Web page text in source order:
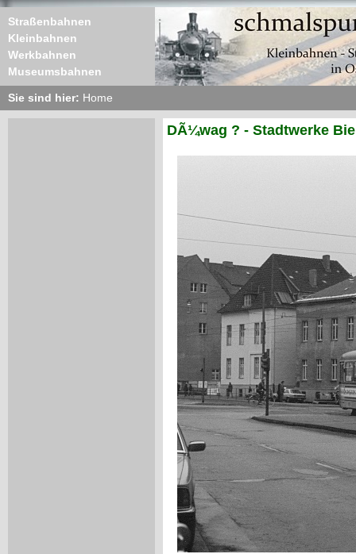
Straßenbahnen
Kleinbahnen
Werkbahnen
Museumsbahnen
Sie sind hier: Home
DÃ¼wag ? - Stadtwerke